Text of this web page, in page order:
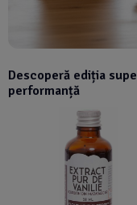
Descoperă ediția
performanță